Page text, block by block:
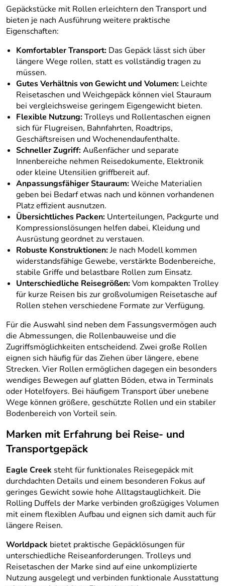
Gepäckstücke mit Rollen erleichtern den Transport und
bieten je nach Ausführung weitere praktische
Eigenschaften:
Komfortabler Transport: Das Gepäck lässt sich über
längere Wege rollen, statt es vollständig tragen zu
müssen.
Gutes Verhältnis von Gewicht und Volumen: Leichte
Reisetaschen und Weichgepäck können viel Stauraum
bei vergleichsweise geringem Eigengewicht bieten.
Flexible Nutzung:Trolleys und Rollentaschen eignen
sich für Flugreisen, Bahnfahrten, Roadtrips,
Geschäftsreisen und Wochenendaufenthalte.
Schneller Zugriff:Außenfächer und separate
Innenbereiche nehmen Reisedokumente, Elektronik
oder kleine Utensilien griffbereit auf.
Anpassungsfähiger Stauraum:Weiche Materialien
geben bei Bedarf etwas nach und können vorhandenen
Platz effizient ausnutzen.
Übersichtliches Packen: Unterteilungen, Packgurte und
Kompressionslösungen helfen dabei, Kleidung und
Ausrüstung geordnet zu verstauen.
Robuste Konstruktionen:Je nach Modell kommen
widerstandsfähige Gewebe, verstärkte Bodenbereiche,
stabile Griffe und belastbare Rollen zum Einsatz.
Unterschiedliche Reisegrößen:Vom kompakten Trolley
für kurze Reisen bis zur großvolumigen Reisetasche auf
Rollen stehen verschiedene Formate zur Verfügung.
Für die Auswahl sind neben dem Fassungsvermögen auch
die Abmessungen, die Rollenbauweise und die
Zugriffsmöglichkeiten entscheidend. Zwei große Rollen
eignen sich häufig für das Ziehen über längere, ebene
Strecken. Vier Rollen ermöglichen dagegen ein besonders
wendiges Bewegen auf glatten Böden, etwa in Terminals
oder Hotelfoyers. Bei häufigem Transport über unebene
Wege können größere, geschützte Rollen und ein stabiler
Bodenbereich von Vorteil sein.
Marken mit Erfahrung bei Reise- und
Transportgepäck
Eagle Creek steht für funktionales Reisegepäck mit
durchdachten Details und einem besonderen Fokus auf
geringes Gewicht sowie hohe Alltagstauglichkeit. Die
Rolling Duffels der Marke verbinden großzügiges Volumen
mit einem flexiblen Aufbau und eignen sich damit auch für
längere Reisen.
Worldpack bietet praktische Gepäcklösungen für
unterschiedliche Reiseanforderungen. Trolleys und
Reisetaschen der Marke sind auf eine unkomplizierte
Nutzung ausgelegt und verbinden funktionale Ausstattung